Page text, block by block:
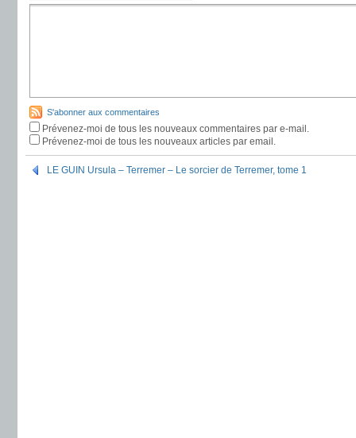
S'abonner aux commentaires
Prévenez-moi de tous les nouveaux commentaires par e-mail.
Prévenez-moi de tous les nouveaux articles par email.
LE GUIN Ursula – Terremer – Le sorcier de Terremer, tome 1